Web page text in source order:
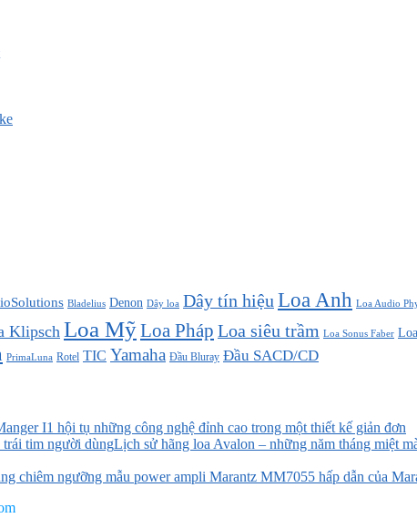
Bladelius Denon Dây loa Dây tín hiệu Loa Anh Loa Audio
Klipsch Loa MỹLoa Pháp Loa siêu trầm Loa Sonus Faber
PrimaLuna Rotel TIC Yamaha Đầu Bluray Đầu SACD/CD
I1 hội tụ những công nghệ đỉnh cao trong một thiết kế giản đơn
Lịch sử hãng loa Avalon – những năm tháng miệt
chiêm ngưỡng mẫu power ampli Marantz MM7055 hấp dẫn của